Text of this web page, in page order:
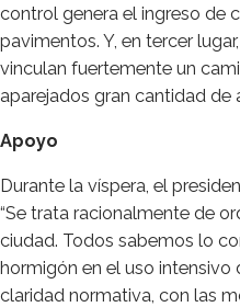
control genera el ingreso de
pavimentos. Y, en tercer
vinculan fuertemente un
aparejados gran cantidad de
Apoyo
Durante la víspera, el
“Se trata racionalmente de
ciudad. Todos sabemos lo
hormigón en el uso
claridad normativa, con las